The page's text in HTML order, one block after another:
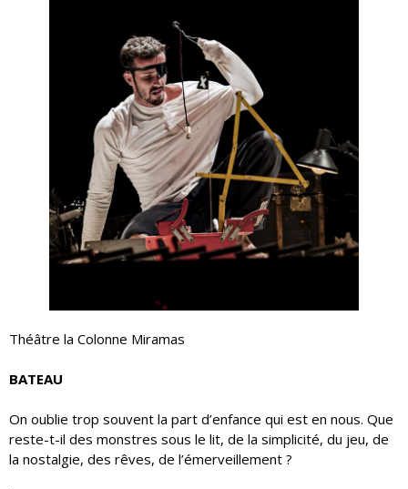
Théâtre la Colonne Miramas
BATEAU
On oublie trop souvent la part d’enfance qui est en nous. Que
reste-t-il des monstres sous le lit, de la simplicité, du jeu, de
la nostalgie, des rêves, de l’émerveillement ?